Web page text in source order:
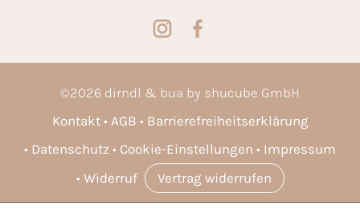
©2026 dirndl & bua by shucube GmbH
Kontakt
AGB
Barrierefreiheitserklärung
Datenschutz
Cookie-Einstellungen
Impressum
Widerruf
Vertrag widerrufen